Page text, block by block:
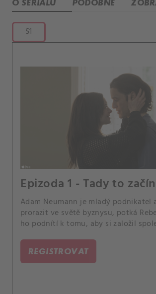
O SERIÁLU PODOBNÉ
S1
Epizoda 1 - Tady to
Adam Neumann je mladý podnikatel
prorazit ve světě byznysu, potká
ho podnítí k tomu, aby si založil
REGISTROVAT